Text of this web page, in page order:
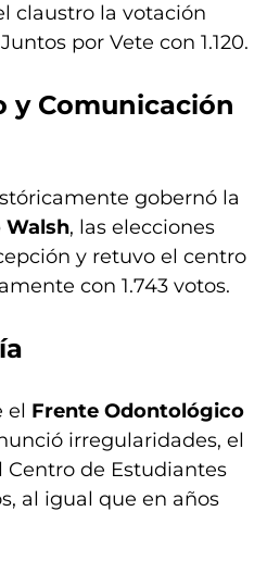
claustro la votación
por Vete con 1.120.
y Comunicación
gobernó la
Walsh, las elecciones
y retuvo el centro
con 1.743 votos.
el Frente Odontológico
irregularidades, el
Centro de Estudiantes
al igual que en años